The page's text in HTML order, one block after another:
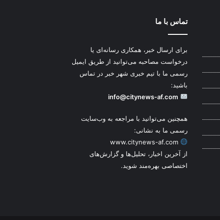
تماس با ما
برای ارسال خبر، همکاری رسانه‌ای یا
درخواست مصاحبه می‌توانید از طریق ایمیل
رسمی ما با تیم خبری شهر خبر در تماس
باشید:
info@citynews-af.com
همچنین می‌توانید با مراجعه به وب‌سایت
رسمی ما به نشانی:
www.citynews-af.com
از آخرین اخبار، تحلیل‌ها و گزارش‌های
اختصاصی بهره‌مند شوید.